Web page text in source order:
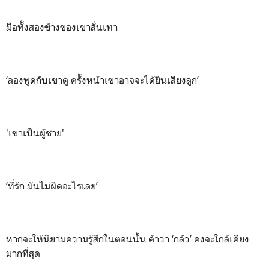
มือทั้งสองข้างของเขาสั่นเทา
‘ลองพูดกับเขาดู ครั้งหน้าเขาอาจจะได้ยินเสียงลูก’
'เขาเป็นผู้ชาย'
‘ที่รัก มันไม่ผิดอะไรเลย’
หากจะให้นิยามความรู้สึกในตอนนั้น คำว่า ‘กลัว’ คงจะใกล้เคียง
มากที่สุด